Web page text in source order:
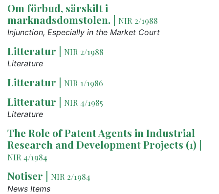
Om förbud, särskilt i
marknadsdomstolen. | NIR 2/1988
Injunction, Especially in the Market Court
Litteratur | NIR 2/1988
Literature
Litteratur | NIR 1/1986
Litteratur | NIR 4/1985
Literature
The Role of Patent Agents in Industrial
Research and Development Projects (1) |
NIR 4/1984
Notiser | NIR 2/1984
News Items